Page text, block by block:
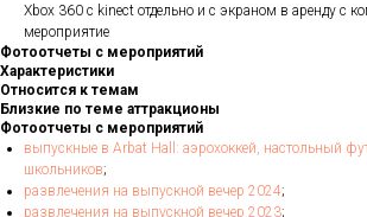
Xbox 360 c kinect отдельно и с экраном в аренду с
мероприятие
Фотоотчеты с мероприятий
Характеристики
Относится к темам
Близкие по теме аттракционы
Фотоотчеты с мероприятий
выпускные в Arbat Hall: аэрохоккей, настольный
школьников;
развлечения на выпускной вечер 2024;
развлечения на выпускной вечер 2023;